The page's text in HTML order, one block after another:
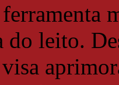
do leito.